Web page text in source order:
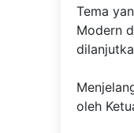
Tema
Modern
oleh